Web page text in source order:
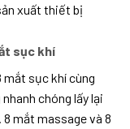
xuất thiết bị
sục khí
sục khí cùng
chóng lấy lại
mắt massage và 8